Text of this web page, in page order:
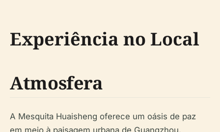
Experiência no Local
Atmosfera
A Mesquita Huaisheng oferece um oásis de paz